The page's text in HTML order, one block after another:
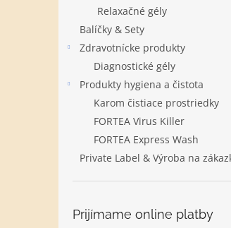
Relaxačné gély
Balíčky & Sety
Zdravotnícke produkty
Diagnostické gély
Produkty hygiena a čistota
Karom čistiace prostriedky
FORTEA Virus Killer
FORTEA Express Wash
Private Label & Výroba na
Prijímame online platby